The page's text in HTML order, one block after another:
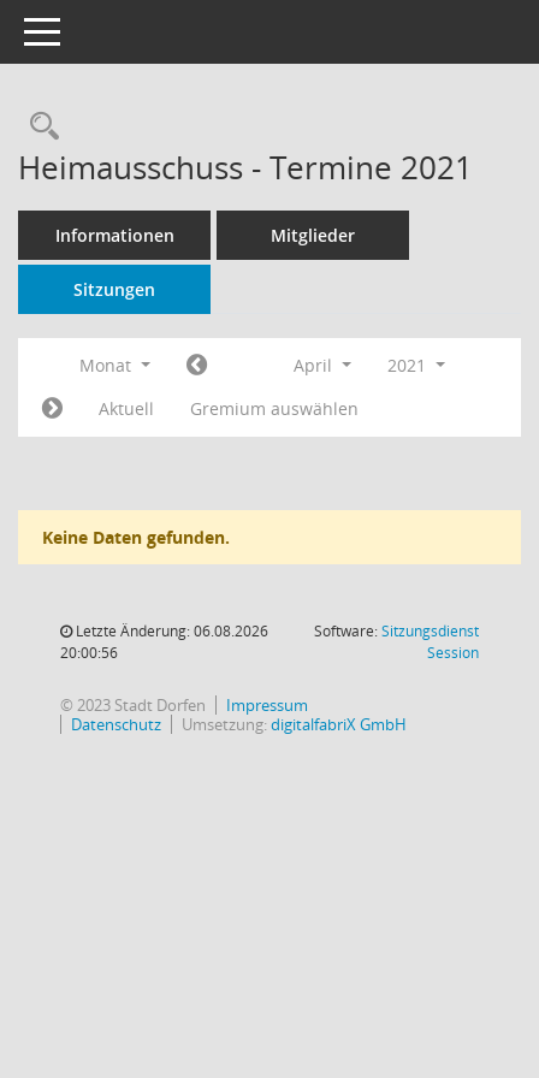
Toggle navigation
Rechercheauswahl
Heimausschuss - Termine 2021
Informationen Mitglieder
Sitzungen
Monat April
2021
Aktuell
Gremium auswählen
Keine Daten gefunden.
Letzte Änderung: 06.08.2026
20:00:56
Software:Sitzungsdienst
Session(Wird in
© 2023 Stadt Dorfen
Impressum
Datenschutz
Umsetzung:digitalfabriX GmbH